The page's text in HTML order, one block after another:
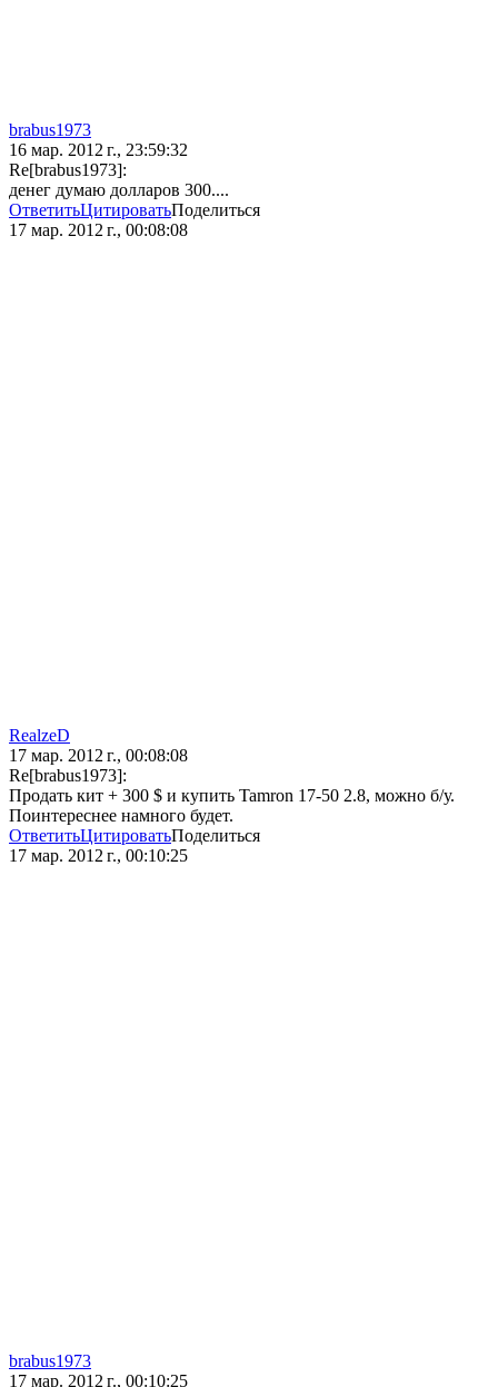
brabus1973
16 мар. 2012 г., 23:59:32
Re[brabus1973]:
денег думаю долларов 300....
ОтветитьЦитироватьПоделиться
17 мар. 2012 г., 00:08:08
RealzeD
17 мар. 2012 г., 00:08:08
Re[brabus1973]:
Продать кит + 300 $ и купить Tamron 17-50 2.8, можно б/у.
Поинтереснее намного будет.
ОтветитьЦитироватьПоделиться
17 мар. 2012 г., 00:10:25
brabus1973
17 мар. 2012 г., 00:10:25